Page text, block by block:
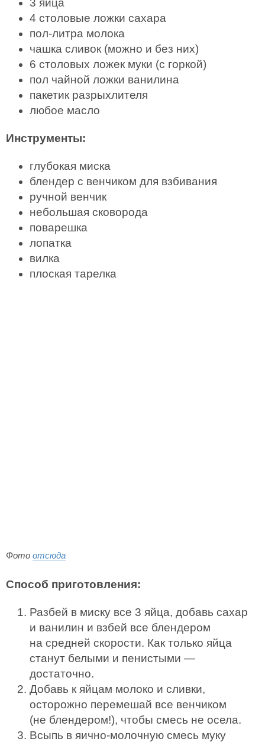
3 яйца
4 столовые ложки сахара
пол-литра молока
чашка сливок (можно и без них)
6 столовых ложек муки (с горкой)
пол чайной ложки ванилина
пакетик разрыхлителя
любое масло
Инструменты:
глубокая миска
блендер с венчиком для взбивания
ручной венчик
небольшая сковорода
поварешка
лопатка
вилка
плоская тарелка
Фото отсюда
Способ приготовления:
Разбей в миску все 3 яйца, добавь сахар
и ванилин и взбей все блендером
на средней скорости. Как только яйца
станут белыми и пенистыми —
достаточно.
Добавь к яйцам молоко и сливки,
осторожно перемешай все венчиком
(не блендером!), чтобы смесь не осела.
Всыпь в яично-молочную смесь муку